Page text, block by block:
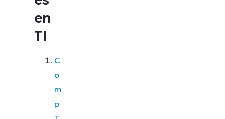
en
TI
C
o
m
p